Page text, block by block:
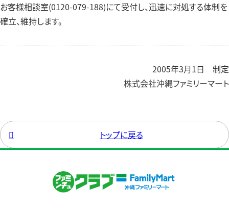
お客様相談室(0120-079-188)にて受付し、迅速に対処する体制を
確立、維持します。
2005年3月1日 制定
株式会社沖縄ファミリーマート
 トップに戻る